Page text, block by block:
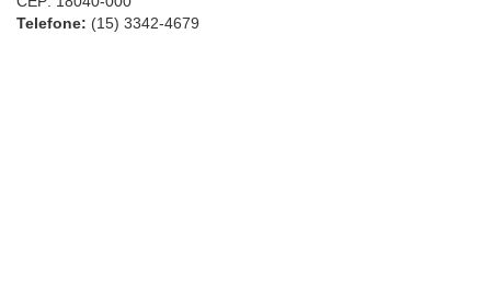
Telefone: (15) 3342-4679